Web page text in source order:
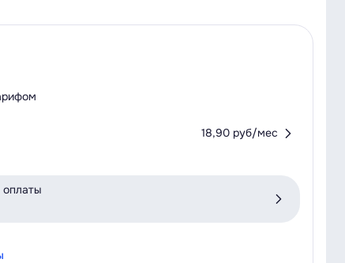
18,90 руб/мес
оплаты